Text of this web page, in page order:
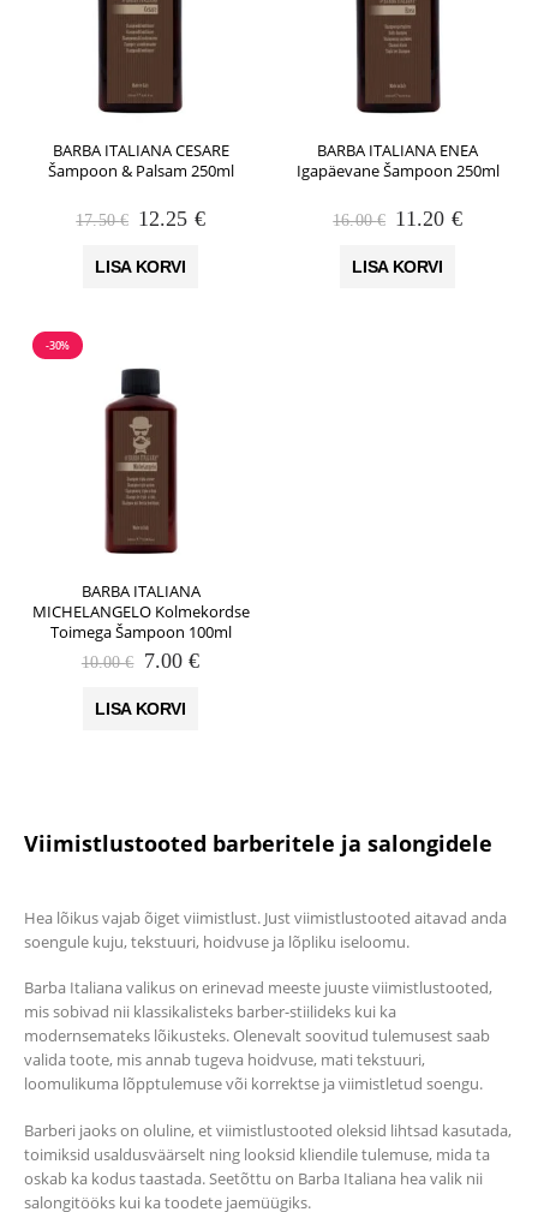
BARBA ITALIANA CESARE
Šampoon & Palsam 250ml
17.50€ Algne
oli:
12.25 €Praegune
LISA KORVI
BARBA ITALIANA ENEA
Igapäevane Šampoon 250ml
16.00€ Algne
oli:
11.20 €
LISA KORVI
-30%
BARBA ITALIANA
MICHELANGELO Kolmekordse
Toimega Šampoon 100ml
10.00€ Algne
oli:
7.00€Praegune
LISA KORVI
Viimistlustooted barberitele ja salongidele
Hea lõikus vajab õiget viimistlust. Just viimistlustooted aitavad anda
soengule kuju, tekstuuri, hoidvuse ja lõpliku iseloomu.
Barba Italiana valikus on erinevad meeste juuste viimistlustooted,
mis sobivad nii klassikalisteks barber-stiilideks kui ka
modernsemateks lõikusteks. Olenevalt soovitud tulemusest saab
valida toote, mis annab tugeva hoidvuse, mati tekstuuri,
loomulikuma lõpptulemuse või korrektse ja viimistletud soengu.
Barberi jaoks on oluline, et viimistlustooted oleksid lihtsad kasutada,
toimiksid usaldusväärselt ning looksid kliendile tulemuse, mida ta
oskab ka kodus taastada. Seetõttu on Barba Italiana hea valik nii
salongitööks kui ka toodete jaemüügiks.